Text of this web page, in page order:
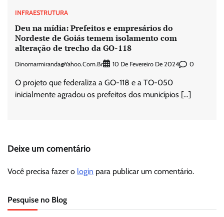
INFRAESTRUTURA
Deu na mídia: Prefeitos e empresários do
Nordeste de Goiás temem isolamento com
alteração de trecho da GO-118
Dinomarmiranda@yahoo.com.br 10 De Fevereiro De 2024 0
O projeto que federaliza a GO-118 e a TO-050
inicialmente agradou os prefeitos dos municípios […]
Deixe um comentário
Você precisa fazer o login para publicar um comentário.
Pesquise no Blog